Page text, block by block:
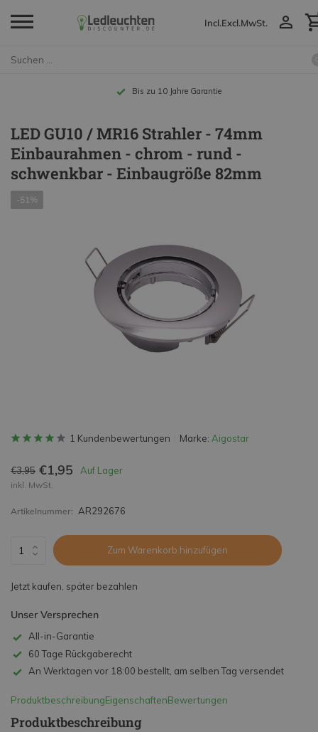
Incl.Excl.MwSt.
Bis zu 10 Jahre Garantie
LED GU10 / MR16 Strahler - 74mm
Einbaurahmen - chrom - rund -
schwenkbar - Einbaugröße 82mm
-51%
1 Kundenbewertungen Marke: Aigostar
€3,95 €1,95 Auf Lager
inkl. MwSt.
Artikelnummer: AR292676
Zum Warenkorb hinzufügen
Jetzt kaufen, später bezahlen
Unser Versprechen
All-in-Garantie
60 Tage Rückgaberecht
An Werktagen vor 18:00 bestellt, am selben Tag versendet
ProduktbeschreibungEigenschaftenBewertungen
Produktbeschreibung